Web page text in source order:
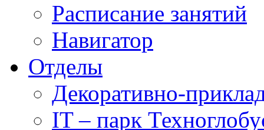
Расписание занятий
Навигатор
Отделы
Декоративно-
IT – парк